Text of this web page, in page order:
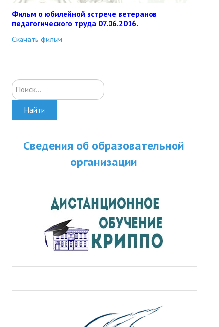
Фильм о юбилейной встрече ветеранов
педагогического труда 07.06.2016.
Скачать фильм
Искать...
Найти
Сведения об образовательной
организации